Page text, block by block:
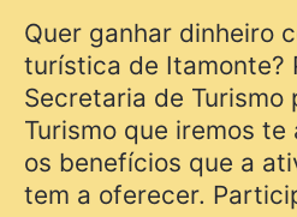
Quer ganhar dinheiro
turística de Itamonte?
Secretaria de Turismo
Turismo que iremos
os benefícios que a
tem a oferecer.